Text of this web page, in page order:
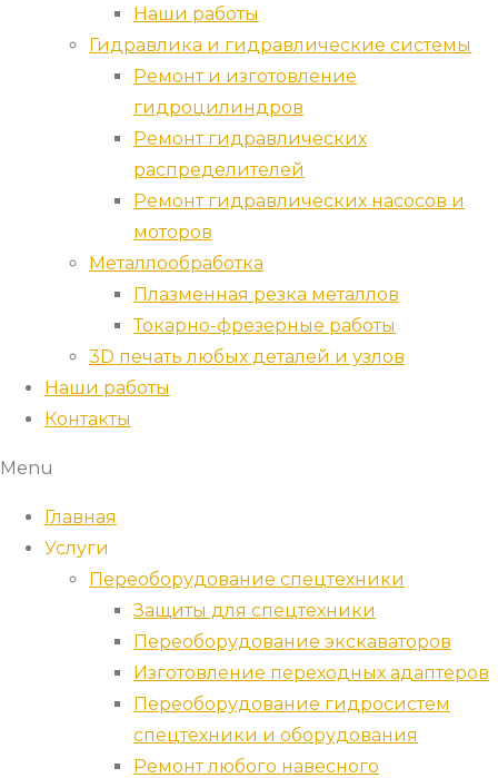
Наши работы
Гидравлика и гидравлические системы
Ремонт и изготовление
гидроцилиндров
Ремонт гидравлических
распределителей
Ремонт гидравлических насосов и
моторов
Металлообработка
Плазменная резка металлов
Токарно-фрезерные работы
3D печать любых деталей и узлов
Наши работы
Контакты
Menu
Главная
Услуги
Переоборудование спецтехники
Защиты для спецтехники
Переоборудование экскаваторов
Изготовление переходных адаптеров
Переоборудование гидросистем
спецтехники и оборудования
Ремонт любого навесного